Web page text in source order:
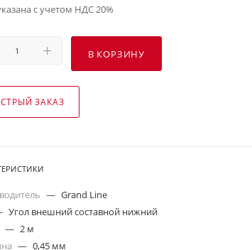
с учетом НДС 20%
В КОРЗИНУ
ЗАКАЗ
— Grand Line
Угол внешний составной нижний
— 2 м
— 0,45 мм